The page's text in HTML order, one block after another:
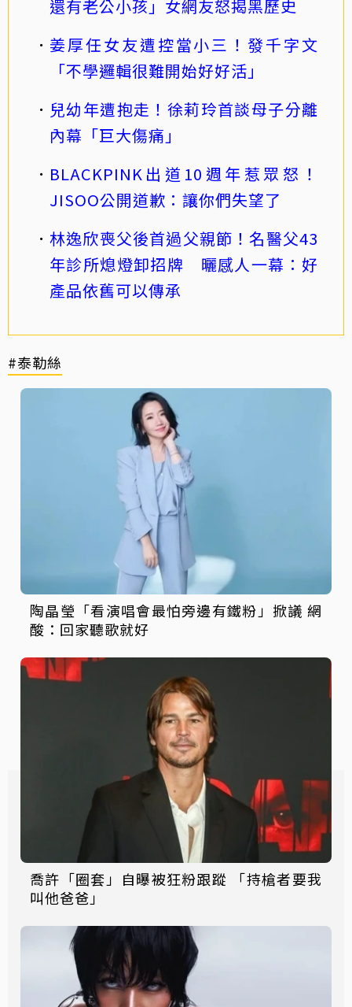
還有老公小孩」女網友怒揭黑歷史
姜厚任女友遭控當小三！發千字文
「不學邏輯很難開始好好活」
兒幼年遭抱走！徐莉玲首談母子分離
內幕「巨大傷痛」
BLACKPINK出道10週年惹眾怒！
JISOO公開道歉：讓你們失望了
林逸欣喪父後首過父親節！名醫父43
年診所熄燈卸招牌 曬感人一幕：好
產品依舊可以傳承
#泰勒絲
陶晶瑩「看演唱會最怕旁邊有鐵粉」掀議 網
酸：回家聽歌就好
喬許「圈套」自曝被狂粉跟蹤 「持槍者要我
叫他爸爸」